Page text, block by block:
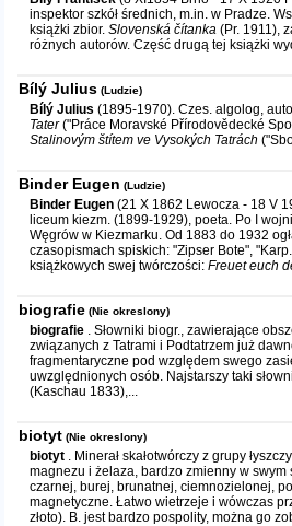
inspektor szkół średnich, m.in. w Pradze.
książki zbior. Slovenská čítanka (Pr. 1911),
różnych autorów. Część drugą tej książki
Bílý Julius (Ludzie)
Bílý Julius (1895-1970). Czes. algolog,
Tater("Práce Moravské Přírodovědecké
Stalinovým štítem ve Vysokých Tatrách
Binder Eugen (Ludzie)
Binder Eugen (21 X 1862 Lewocza - 18 V
liceum kiezm. (1899-1929), poeta. Po I
Węgrów w Kiezmarku. Od 1883 do 1932
czasopismach spiskich: "Zipser Bote",
książkowych swej twórczości: Freuet euch
biografie (Nie okreslony)
biografie . Słowniki biogr., zawierające
związanych z Tatrami i Podtatrzem już
fragmentaryczne pod względem swego
uwzględnionych osób. Najstarszy taki
(Kaschau 1833),...
biotyt (Nie okreslony)
biotyt . Minerał skałotwórczy z grupy
magnezu i żelaza, bardzo zmienny w swym
czarnej, burej, brunatnej, ciemnozielonej,
magnetyczne. Łatwo wietrzeje i wówczas
złoto). B. jest bardzo pospolity, można go